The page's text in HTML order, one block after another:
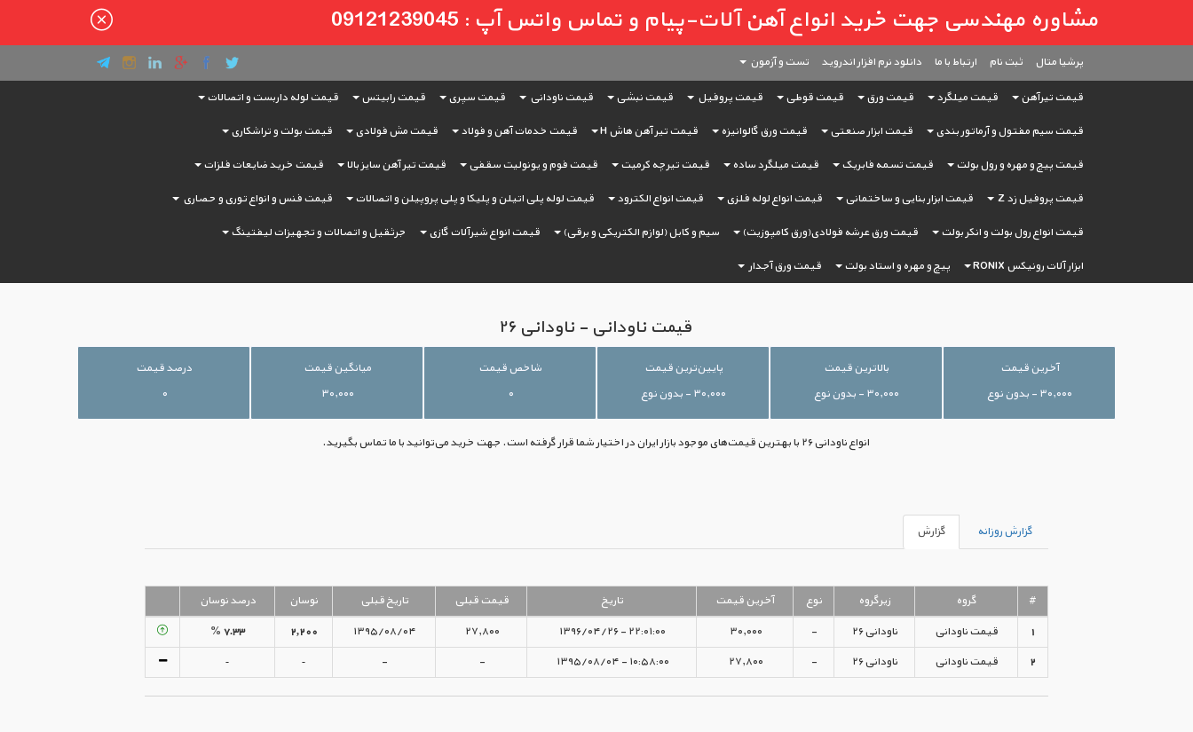
مشاوره مهندسی جهت خرید انواع آهن آلات-پیام و تماس واتس آپ : 09121239045
پرشیا متال ثبت ‌نام ارتباط با ما دانلود نرم افزار اندروید تست و آزمون
قیمت تیرآهن قیمت میلگرد قیمت ورق قیمت قوطی قیمت پروفیل قیمت نبشی قیمت ناودانی قیمت سپری قیمت رابیتس قیمت لوله داربست و اتصالات
قیمت سیم مفتول و آرماتور بندی قیمت ابزار صنعتی قیمت ورق گالوانیزه قیمت تیر آهن هاش H قیمت خدمات آهن و فولاد قیمت مش فولادی قیمت بولت و تراشکاری
قیمت پیچ و مهره و رول بولت قیمت تسمه فابریک قیمت میلگرد ساده قیمت تیرچه کرمیت قیمت فوم و یونولیت سقفی قیمت تیر آهن سایز بالا قیمت خرید ضایعات فلزات
قیمت پروفیل زد Z قیمت ابزار بنایی و ساختمانی قیمت انواع لوله فلزی قیمت انواع الکترود قیمت لوله پلی اتیلن و پلیکا و پلی پروپیلن و اتصالات قیمت فنس و انواع توری و حصاری
قیمت انواع رول بولت و انکر بولت قیمت ورق عرشه فولادی(ورق کامپوزیت) سیم و کابل (لوازم الکتریکی و برقی) قیمت انواع شیرآلات گازی جرثقیل و اتصالات و تجهیزات لیفتینگ
ابزار آلات رونیکس RONIX پیچ و مهره و استاد بولت قیمت ورق آجدار
قیمت ناودانی - ناودانی ۲۶
آخرین قیمت
۳۰,۰۰۰ - بدون نوع
بالاترین قیمت
۳۰,۰۰۰ - بدون نوع
پایین‌ترین قیمت
۳۰,۰۰۰ - بدون نوع
شاخص قیمت
۰
میانگین قیمت
۳۰,۰۰۰
درصد قیمت
۰
انواع ناودانی ۲۶ با بهترین قیمت‌های موجود بازار ایران در اختیار شما قرار گرفته است. جهت خرید می‌توانید با ما تماس بگیرید.
گزارش روزانه گزارش
# گروه زیرگروه نوع آخرین قیمت تاریخ قیمت قبلی تاریخ قبلی نوسان
درصد نوسان
1
قیمت ناودانی ناودانی ۲۶ - ۳۰,۰۰۰ ۲۲:۰۱:۰۰ - ۱۳۹۶/۰۴/۲۶ ۲۷,۸۰۰ ۱۳۹۵/۰۸/۰۴ ۲,۲۰۰
۷.۳۳ %
2
قیمت ناودانی ناودانی ۲۶ - ۲۷,۸۰۰ ۱۰:۵۸:۰۰ - ۱۳۹۵/۰۸/۰۴ -
-
-
-